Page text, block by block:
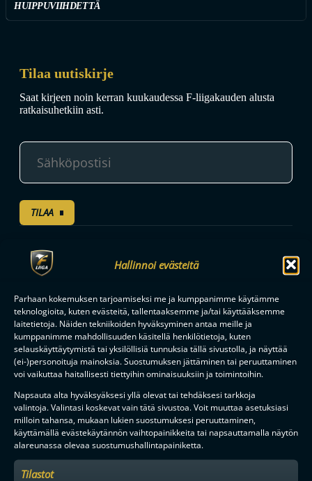
Hallinnoi evästeitä
Parhaan kokemuksen tarjoamiseksi me ja kumppanimme käytämme
teknologioita, kuten evästeitä, tallentaaksemme ja/tai käyttääksemme
laitetietoja. Näiden tekniikoiden hyväksyminen antaa meille ja
kumppanimme mahdollisuuden käsitellä henkilötietoja, kuten
selauskäyttäytymistä tai yksilöllisiä tunnuksia tällä sivustolla, ja näyttää
(ei-)personoituja mainoksia. Suostumuksen jättäminen tai peruuttaminen
voi vaikuttaa haitallisesti tiettyihin ominaisuuksiin ja toimintoihin.
Napsauta alta hyväksyäksesi yllä olevat tai tehdäksesi tarkkoja
valintoja. Valintasi koskevat vain tätä sivustoa. Voit muuttaa asetuksiasi
milloin tahansa, mukaan lukien suostumuksesi peruuttaminen,
käyttämällä evästekäytännön vaihtopainikkeita tai napsauttamalla näytön
alareunassa olevaa suostumushallintapainiketta.
Tilastot
HUIPPUVIIHDETTÄ
Tilaa uutiskirje
Saat kirjeen noin kerran kuukaudessa F-liigakauden alusta
ratkaisuhetkiin asti.
TILAA
F-LIIGANKUMPPANIT